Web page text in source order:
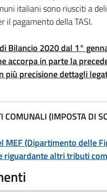
italiani sono riusciti a
il pagamento della TASI.
Bilancio 2020 dal 1°
accorpa in parte la
più precisione dettagli
COMUNALI (IMPOSTA DI
MEF (Dipartimento delle
riguardante altri tributi